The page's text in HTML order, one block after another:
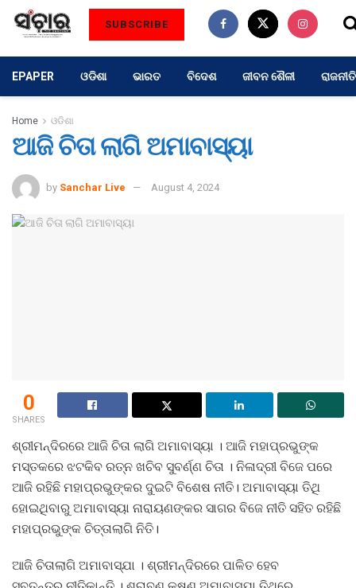
SUBSCRIBE
EPAPER ଓଡିଶା ଭାରତ ବିଦେଶ ଜୀବନ ଶୈଳୀ ରାଜନୀତି
Home ଓଡିଶା
ଆଜି ଚିତା ଲାଗି ଅମାବାସ୍ୟା
by Sanchar Live August 4, 2024
0
SHARES
ଶ୍ରୀମନ୍ଦିରରେ ଆଜି ଚିତା ଲାଗି ଅମାବାସ୍ୟା । ଆଜି ମହାପ୍ରଭୁଙ୍କ
ମସ୍ତକରେ ଝଟକିବ ରତ୍ନ ଖଚିବ ସୁବର୍ଣ୍ଣ ଚିତା । ନିଳାଦ୍ରୀ ବିଜେ ପରେ
ଆଜି ରହିଛି ମହାପ୍ରଭୁଙ୍କର ଦୁଇଟି ବିଶେଷ ନୀତି। ଅମାବାସ୍ୟା ତିଥି
ହୋଇଥିବାରୁ ଅମାବାସ୍ୟା ନାରାୟଣଙ୍କର ସାଗର ବିଜେ ନୀତି ସହିତ ରହିଛି
ମହାପ୍ରଭୁଙ୍କ ଚିତ୍ତାଲାଗି ନିତି।
ଆଜି ଚିତାଲାଗି ଅମାବାସ୍ଯା । ଶ୍ରୀମନ୍ଦିରରେ ପାଳିତ ହେବ